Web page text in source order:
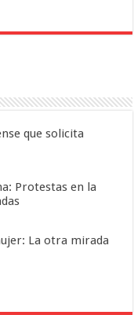
que solicita
Protestas en la
La otra mirada